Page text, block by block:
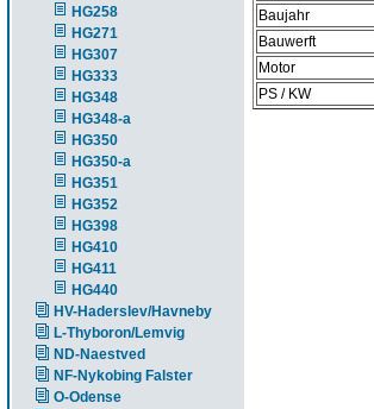
HG258
HG271
HG307
HG333
HG348
HG348-a
HG350
HG350-a
HG351
HG352
HG398
HG410
HG411
HG440
HV-Haderslev/Havneby
L-Thyboron/Lemvig
ND-Naestved
NF-Nykobing Falster
O-Odense
Baujahr
Bauwerft
Motor
PS / KW